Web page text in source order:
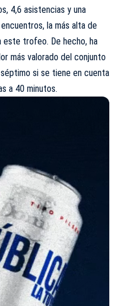
4,6 asistencias y una
la más alta de
trofeo. De hecho, ha
más valorado del conjunto
si se tiene en cuenta
a 40 minutos.